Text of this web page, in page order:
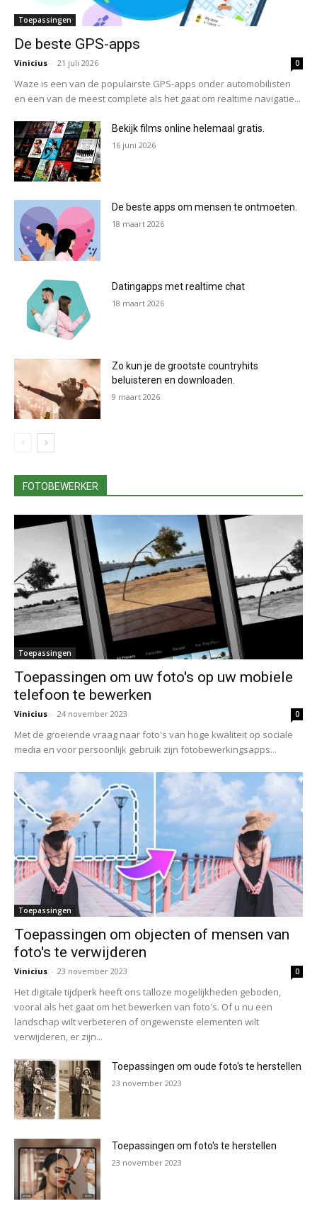
Toepassingen
De beste GPS-apps
Vinicius - 21 juli 2026 0
Waze is een van de populairste GPS-apps onder automobilisten
en een van de meest complete als het gaat om realtime navigatie...
Bekijk films online helemaal gratis.
16 juni 2026
De beste apps om mensen te ontmoeten.
18 maart 2026
Datingapps met realtime chat
18 maart 2026
Zo kun je de grootste countryhits
beluisteren en downloaden.
9 maart 2026
FOTOBEWERKER
Toepassingen
Toepassingen om uw foto's op uw mobiele
telefoon te bewerken
Vinicius - 24 november 2023 0
Met de groeiende vraag naar foto's van hoge kwaliteit op sociale
media en voor persoonlijk gebruik zijn fotobewerkingsapps...
Toepassingen
Toepassingen om objecten of mensen van
foto's te verwijderen
Vinicius - 23 november 2023 0
Het digitale tijdperk heeft ons talloze mogelijkheden geboden,
vooral als het gaat om het bewerken van foto's. Of u nu een
landschap wilt verbeteren of ongewenste elementen wilt
verwijderen, er zijn...
Toepassingen om oude foto's te herstellen
23 november 2023
Toepassingen om foto's te herstellen
23 november 2023